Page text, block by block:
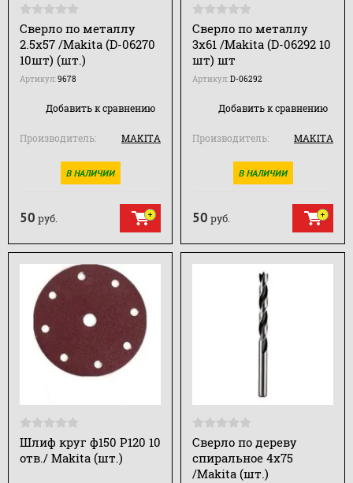
Сверло по металлу
2.5х57 /Makita (D-06270
10шт) (шт.)
Артикул:9678
Добавить к сравнению
Производитель: MAKITA
В НАЛИЧИИ
50 руб.
Сверло по металлу
3х61 /Makita (D-06292 10
шт) шт
Артикул:D-06292
Добавить к сравнению
Производитель: MAKITA
В НАЛИЧИИ
50 руб.
Шлиф круг ф150 Р120 10
отв./ Makita (шт.)
Сверло по дереву
спиральное 4х75
/Makita (шт.)